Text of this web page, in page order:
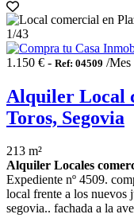
1/43
1.150 € - Ref: 04509 /Mes
Alquiler Local
Toros, Segovia
213 m²
Alquiler Locales
Expediente nº 4509.
local frente a los nuevos
segovia.. fachada a la